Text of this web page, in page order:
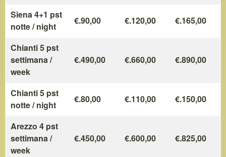
Siena 4+1 pst
notte / night
€.90,00 €.120,00 €.165,00
Chianti 5 pst
settimana /
week
€.490,00 €.660,00 €.890,00
Chianti 5 pst
notte / night
€.80,00 €.110,00 €.150,00
Arezzo 4 pst
settimana /
week
€.450,00 €.600,00 €.825,00